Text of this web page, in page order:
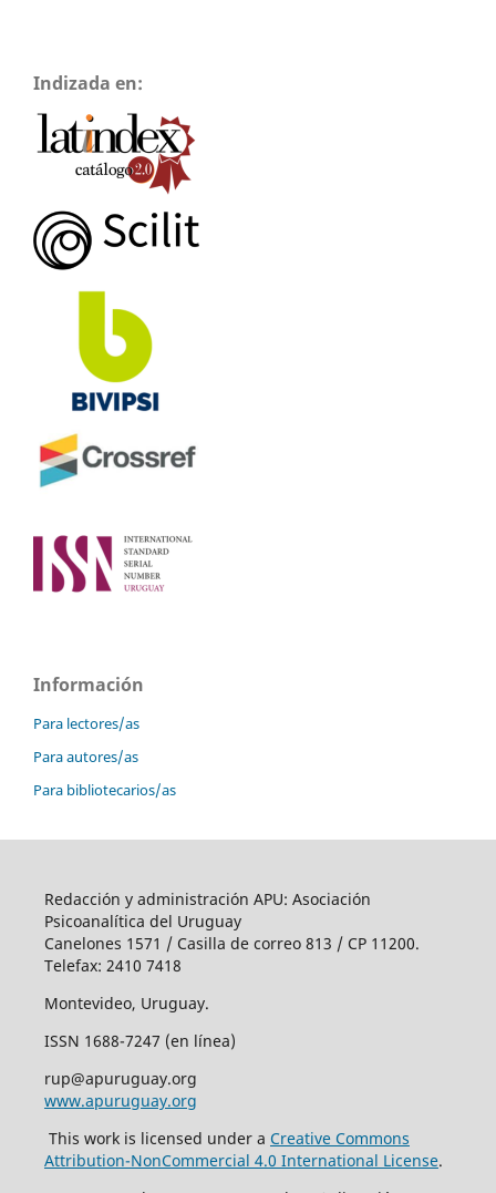
Indizada en:
Información
Para lectores/as
Para autores/as
Para bibliotecarios/as
Redacción y administración APU: Asociación
Psicoanalítica del Uruguay
Canelones 1571 / Casilla de correo 813 / CP 11200.
Telefax: 2410 7418
Montevideo, Uruguay.
ISSN 1688-7247 (en línea)
rup@apuruguay.org
www.apuruguay.org
This work is licensed under a Creative Commons
Attribution-NonCommercial 4.0 International License.